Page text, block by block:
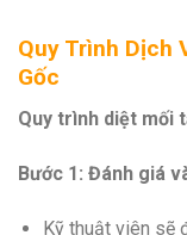
Quy Trình Dịch
Gốc
Quy trình diệt mối
Bước 1: Đánh giá
Kỹ thuật viên sẽ